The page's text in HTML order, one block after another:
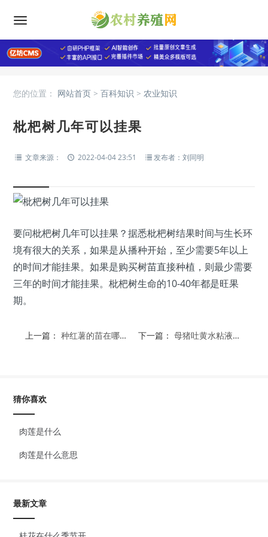
您的位置： 网站首页 > 百科知识 > 农业知识
枇杷树几年可以挂果
文章来源： 2022-04-04 23:51 发布者：刘同明
要问枇杷树几年可以挂果？据悉枇杷树结果时间与生长环
境有很大的关系，如果是从播种开始，至少需要5年以上
的时间才能挂果。如果是购买树苗直接种植，则最少需要
三年的时间才能挂果。枇杷树生命的10-40年都是旺果
期。
上一篇： 种红薯的苗在哪里买 下一篇：母猪吐黄水粘液不吃食
猜你喜欢
肉莲是什么
肉莲是什么意思
最新文章